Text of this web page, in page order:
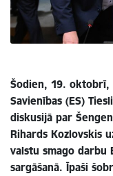
Šodien, 19. oktobrī,
Savienības (ES)
diskusijā par
Rihards Kozlovskis
valstu smago darbu
sargāšanā. Īpaši